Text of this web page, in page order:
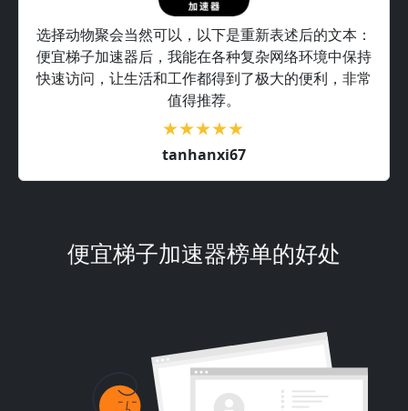
选择动物聚会当然可以，以下是重新表述后的文本：
便宜梯子加速器后，我能在各种复杂网络环境中保持
快速访问，让生活和工作都得到了极大的便利，非常
值得推荐。
tanhanxi67
便宜梯子加速器榜单的好处